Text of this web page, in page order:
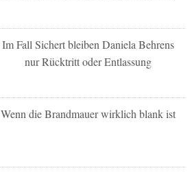
Im Fall Sichert bleiben Daniela Behrens
nur Rücktritt oder Entlassung
Wenn die Brandmauer wirklich blank ist